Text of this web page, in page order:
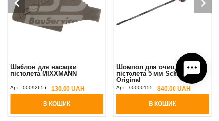
Шаблон для насадки
пістолета MIXXMANN
Арт.: 00092656 130.00 UAH
В КОШИК
Шомпол для очищення
пістолета 5 мм Schmitz/PFT
Original
Арт.: 00000155 840.00 UAH
В КОШИК